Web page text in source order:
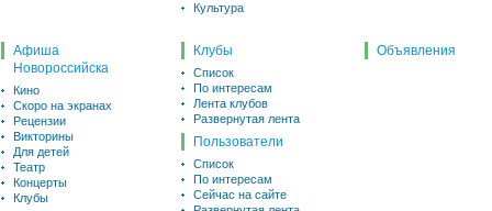
Культура
Афиша
Новороссийска
Кино
Скоро на экранах
Рецензии
Викторины
Для детей
Театр
Концерты
Клубы
Клубы
Список
По интересам
Лента клубов
Развернутая лента
Пользователи
Список
По интересам
Сейчас на сайте
Объявления